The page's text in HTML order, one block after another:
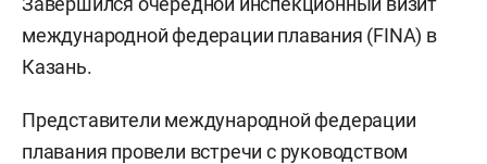
международной федерации плавания (FINA) в
Казань.
Представители международной федерации
плавания провели встречи с руководством